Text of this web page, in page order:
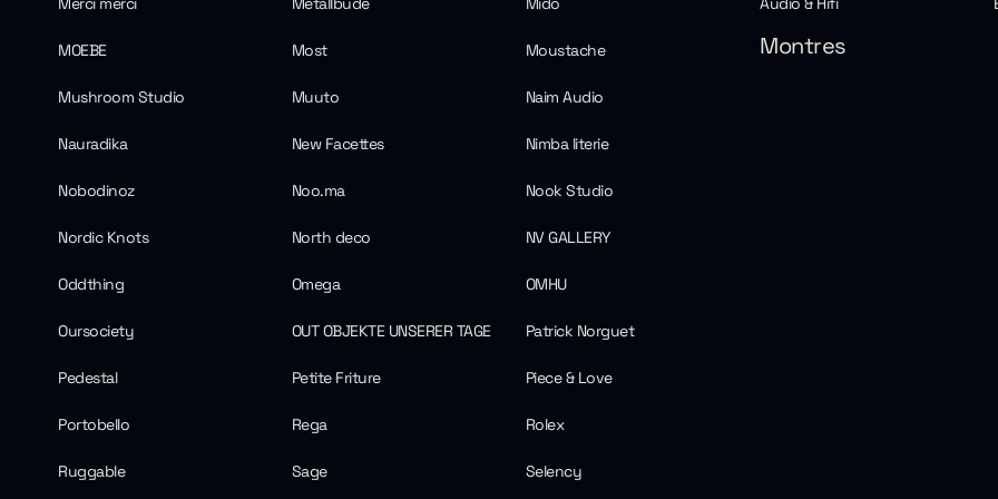
MOEBE Most Moustache
Mushroom Studio Muuto Naim Audio
Nauradika New Facettes Nimba literie
Nobodinoz Noo.ma Nook Studio
Nordic Knots North deco NV GALLERY
Oddthing Omega OMHU
Oursociety OUT OBJEKTE UNSERER TAGE Patrick Norguet
Pedestal Petite Friture Piece & Love
Portobello Rega Rolex
Ruggable Sage Selency
Montres